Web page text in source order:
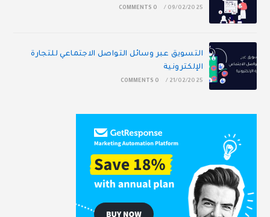
09/02/2025
/
0 COMMENTS
التسويق عبر وسائل التواصل الاجتماعي للتجارة
الإلكترونية
21/02/2025
/
0 COMMENTS